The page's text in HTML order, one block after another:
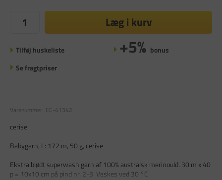
Læg i kurv
Tilføj huskeliste +5% bonus
Se fragtpriser
Varenummer: CC-41342
cerise
Babygarn, L: 172 m, 50 g, cerise
Ekstra blødt superwash garn af 100% australsk merinould. 30 m x 40
p = 10x10 cm på pind nr. 2-3. Vaskes ved 30 °C